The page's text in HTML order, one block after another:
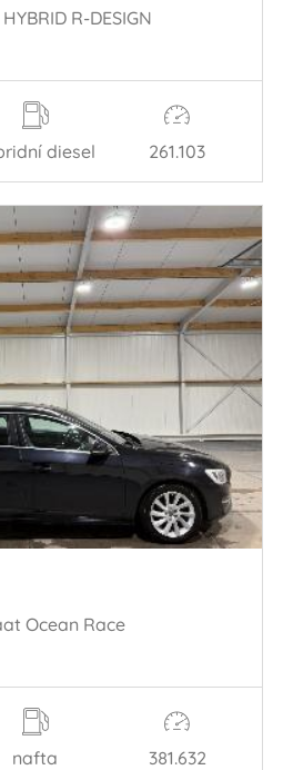
R-DESIGN
diesel 261.103
Ocean Race
nafta 381.632